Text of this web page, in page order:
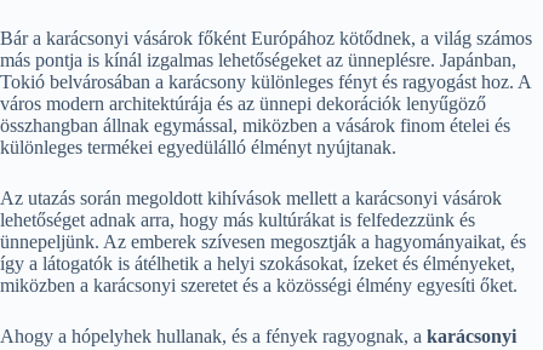
Bár a karácsonyi vásárok főként Európához kötődnek, a világ számos
más pontja is kínál izgalmas lehetőségeket az ünneplésre. Japánban,
Tokió belvárosában a karácsony különleges fényt és ragyogást hoz. A
város modern architektúrája és az ünnepi dekorációk lenyűgöző
összhangban állnak egymással, miközben a vásárok finom ételei és
különleges termékei egyedülálló élményt nyújtanak.
Az utazás során megoldott kihívások mellett a karácsonyi vásárok
lehetőséget adnak arra, hogy más kultúrákat is felfedezzünk és
ünnepeljünk. Az emberek szívesen megosztják a hagyományaikat, és
így a látogatók is átélhetik a helyi szokásokat, ízeket és élményeket,
miközben a karácsonyi szeretet és a közösségi élmény egyesíti őket.
Ahogy a hópelyhek hullanak, és a fények ragyognak, a karácsonyi